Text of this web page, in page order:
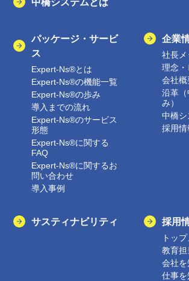
パッケージ・サービ
ス
Expert-Ns®とは
Expert-Ns®の機能一覧
Expert-Ns®の歩み
導入までの流れ
Expert-Ns®のサービス
形態
Expert-Ns®に関する
FAQ
Expert-Ns®に関するお
問い合わせ
導入事例
企業
社長メ
理念・
会社概
沿革
み）
中橋シ
採用情
サスティナビリティ 採用
トッ
教育担
会社を
仕事を